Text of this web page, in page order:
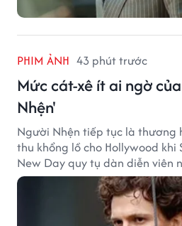
PHIM ẢNH 43 phút trước
Mức cát-xê ít ai ngờ
Nhện'
Người Nhện tiếp tục là thương
thu khổng lồ cho Hollywood khi
New Day quy tụ dàn diễn viên
hàng chục đến hàng trăm tỷ
vé của bộ phim cũng giúp
thu nhập đáng mơ ước.